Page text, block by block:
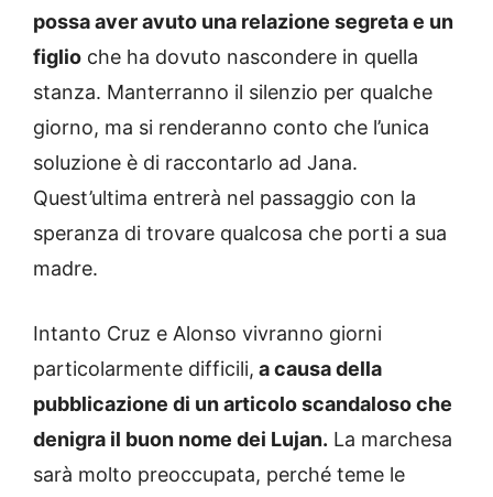
possa aver avuto una relazione segreta e un
figlio che ha dovuto nascondere in quella
stanza. Manterranno il silenzio per qualche
giorno, ma si renderanno conto che l’unica
soluzione è di raccontarlo ad Jana.
Quest’ultima entrerà nel passaggio con la
speranza di trovare qualcosa che porti a sua
madre.
Intanto Cruz e Alonso vivranno giorni
particolarmente difficili, a causa della
pubblicazione di un articolo scandaloso che
denigra il buon nome dei Lujan. La marchesa
sarà molto preoccupata, perché teme le